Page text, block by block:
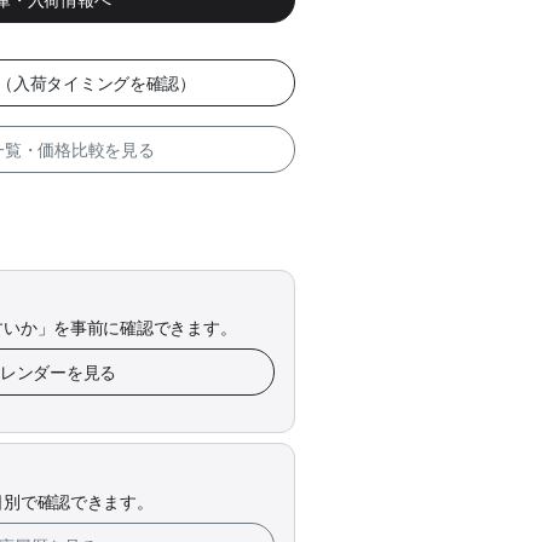
入荷タイミングを確認）
・価格比較を見る
か」を事前に確認できます。
ンダーを見る
で確認できます。